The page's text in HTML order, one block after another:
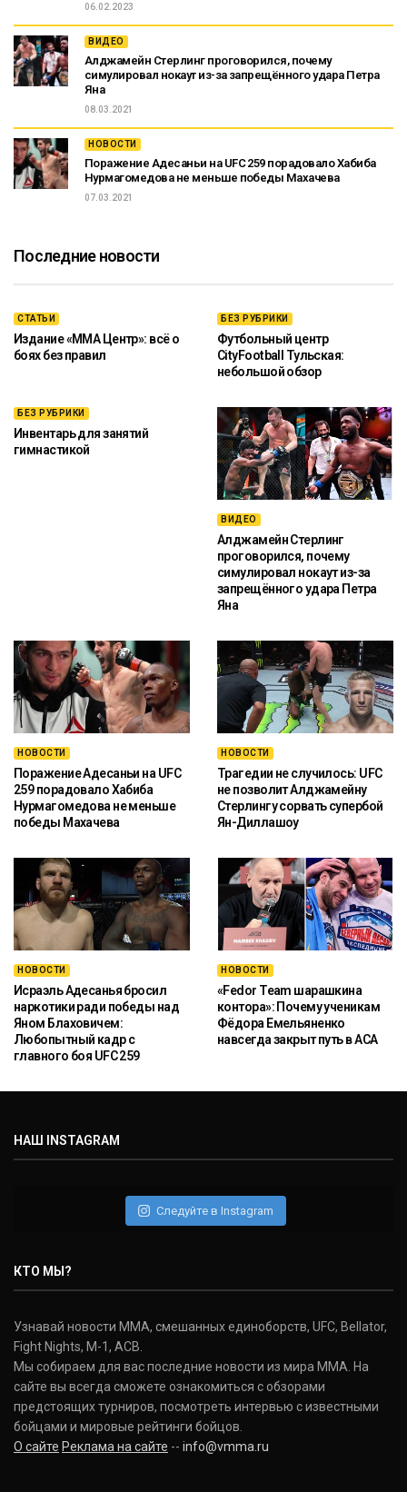
06.02.2023
ВИДЕО
Алджамейн Стерлинг проговорился, почему
симулировал нокаут из-за запрещённого удара Петра
Яна
08.03.2021
НОВОСТИ
Поражение Адесаньи на UFC 259 порадовало Хабиба
Нурмагомедова не меньше победы Махачева
07.03.2021
Последние новости
СТАТЬИ
Издание «ММА Центр»: всё о
боях без правил
БЕЗ РУБРИКИ
Футбольный центр
CityFootball Тульская:
небольшой обзор
БЕЗ РУБРИКИ
Инвентарь для занятий
гимнастикой
ВИДЕО
Алджамейн Стерлинг
проговорился, почему
симулировал нокаут из-за
запрещённого удара Петра
Яна
НОВОСТИ
Поражение Адесаньи на UFC
259 порадовало Хабиба
Нурмагомедова не меньше
победы Махачева
НОВОСТИ
Трагедии не случилось: UFC
не позволит Алджамейну
Стерлингу сорвать супербой
Ян-Диллашоу
НОВОСТИ
Исраэль Адесанья бросил
наркотики ради победы над
Яном Блаховичем:
Любопытный кадр с
главного боя UFC 259
НОВОСТИ
«Fedor Team шарашкина
контора»: Почему ученикам
Фёдора Емельяненко
навсегда закрыт путь в ACA
НАШ INSTAGRAM
Следуйте в Instagram
КТО МЫ?
Узнавай новости ММА, смешанных единоборств, UFC, Bellator,
Fight Nights, M-1, ACB.
Мы собираем для вас последние новости из мира ММА. На
сайте вы всегда сможете ознакомиться с обзорами
предстоящих турниров, посмотреть интервью с известными
бойцами и мировые рейтинги бойцов.
О сайте Реклама на сайте -- info@vmma.ru